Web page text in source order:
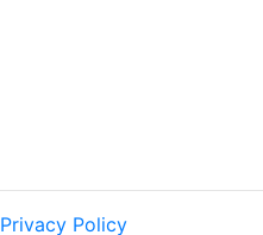
Privacy Policy